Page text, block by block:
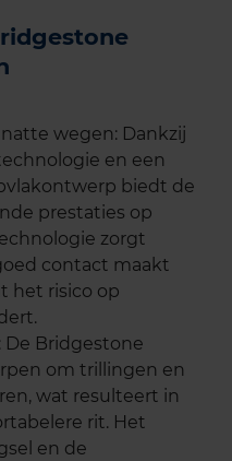
wegen: Dankzij
en een
biedt de
prestaties op
zorgt
contact maakt
het risico op
Bridgestone
om trillingen en
wat resulteert in
rit. Het
en de